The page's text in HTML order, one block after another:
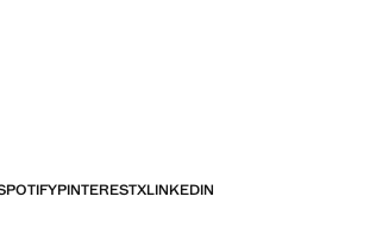
PINTERESTXLINKEDIN